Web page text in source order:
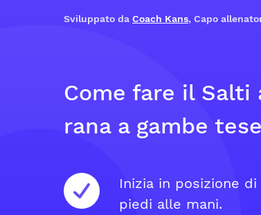
Sviluppato da Coach Kans, Capo
Come fare il Salti
rana a gambe tese
Inizia in posizione
piedi alle mani.